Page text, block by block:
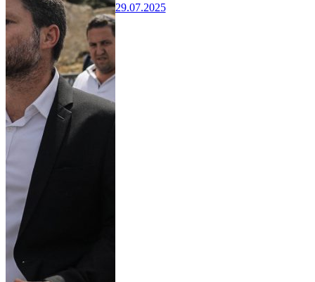
29.07.2025